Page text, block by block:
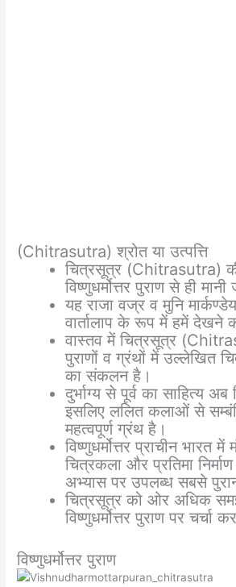
(Chitrasutra) श्रोत या उत्पत्ति
चित्रसूत्र (Chitrasutra) की
विष्णुधर्मोत्तर पुराण से ही मानी
यह राजा वज्र व मुनि
वार्तालाप के रूप में हमें देखने
वास्तव में चित्रसूत्र
पुराणों व ग्रंथों में उल्लेखित
का संकलन है।
दुर्भाग्य से पूर्व का साहित्य अब
इसलिए ललित कलाओं से
महत्वपूर्ण ग्रंथ है।
विष्णुधर्मोत्तर प्राचीन भारत में
चित्रकला और प्रतिमा
अभ्यास पर उपलब्ध सबसे
चित्रसूत्र को ओर अधिक
विष्णुधर्मोत्तर पुराण पर चर्चा
विष्णुधर्मोत्तर पुराण